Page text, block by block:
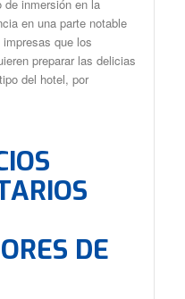
inmersión en la
en una parte notable
que los
preparar las delicias
del hotel, por
DE